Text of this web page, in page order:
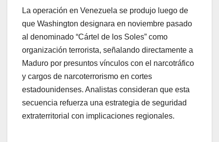
La operación en Venezuela se produjo luego de
que Washington designara en noviembre pasado
al denominado “Cártel de los Soles” como
organización terrorista, señalando directamente a
Maduro por presuntos vínculos con el narcotráfico
y cargos de narcoterrorismo en cortes
estadounidenses. Analistas consideran que esta
secuencia refuerza una estrategia de seguridad
extraterritorial con implicaciones regionales.